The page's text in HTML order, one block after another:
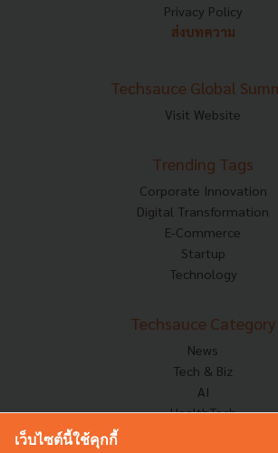
Privacy Policy
ส่งบทความ
Techsauce Global
Visit Website
Trending Tags
Corporate Innovation
Digital Transformation
E-Commerce
Startup
Technology
Techsauce Category
News
Tech & Biz
AI
HealthTech
เว็บไซต์นี้ใช้คุกกี้